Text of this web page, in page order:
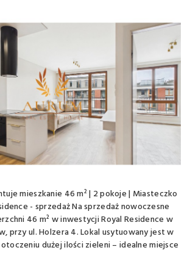
mieszkanie 46 m² | 2 pokoje | Miasteczko
- sprzedaż Na sprzedaż nowoczesne
46 m² w inwestycji Royal Residence w
przy ul. Holzera 4. Lokal usytuowany jest w
dużej ilości zieleni – idealne miejsce